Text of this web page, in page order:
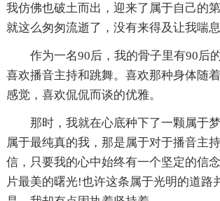
我仿佛也破土而出，迎来了属于自己的
就这么匆匆流逝了，没有来得及让我喘息
作为一名90后，我的骨子里有90后
喜欢播音主持和跳舞。喜欢那种身体随
感觉，喜欢侃侃而谈的优雅。
那时，我就在心底种下了一颗属于
属于最纯真的我，那是属于对于播音主
信，只要我的心中始终有一个坚定的信
片最美的曙光!也许这条属于光明的道路